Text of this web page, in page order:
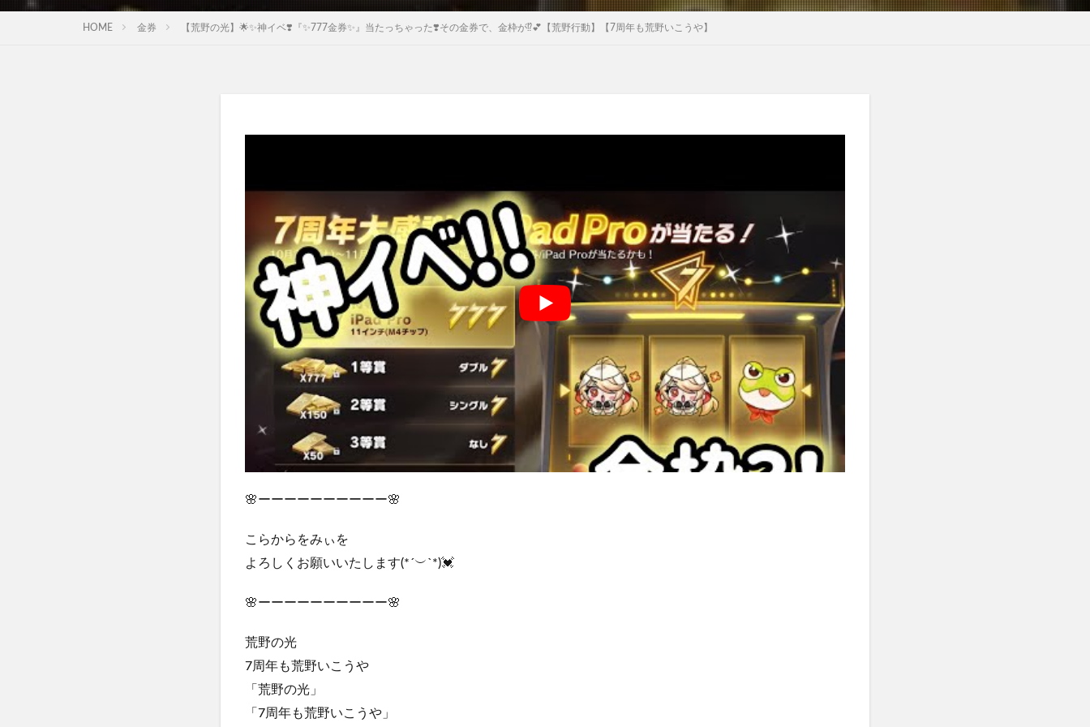
HOME 金券 【荒野の光】🌟✨神イベ❣️『✨777金券✨』当たっちゃった❣️その金券で、金枠が⁉️💕【荒野行動】【7周年も荒野いこうや】
🌸ーーーーーーーーーー🌸
こらからをみぃを
よろしくお願いいたします(*´︶`*)💓
🌸ーーーーーーーーーー🌸
荒野の光
7周年も荒野いこうや
「荒野の光」
「7周年も荒野いこうや」